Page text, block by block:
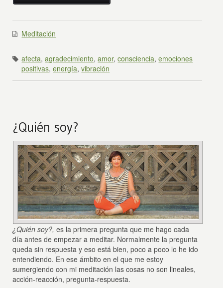
Meditación
afecta,agradecimiento,amor,consciencia,emociones
positivas,energía,vibración
¿Quién soy?
¿Quién soy?, es la primera pregunta que me hago cada
día antes de empezar a meditar. Normalmente la pregunta
queda sin respuesta y eso está bien, poco a poco lo he ido
entendiendo. En ese ámbito en el que me estoy
sumergiendo con mi meditación las cosas no son lineales,
acción-reacción, pregunta-respuesta.